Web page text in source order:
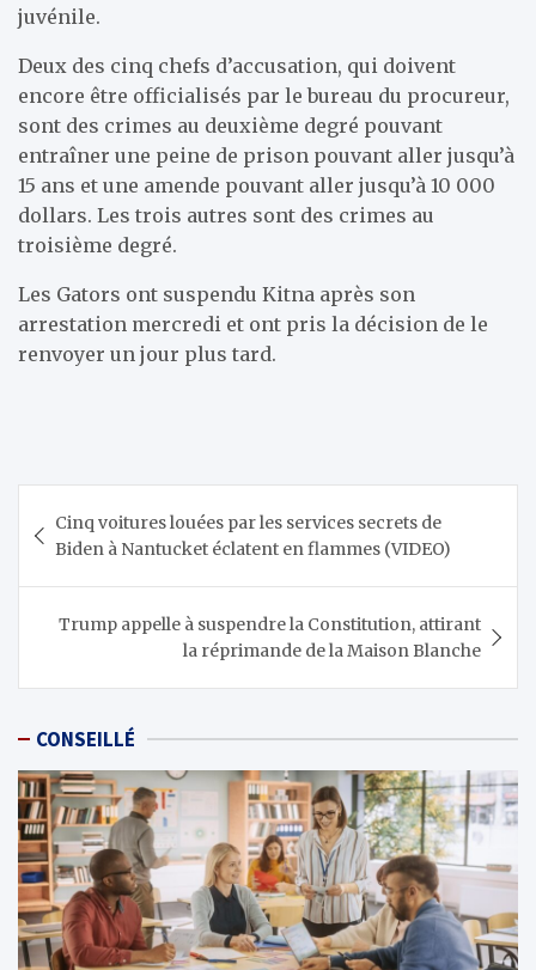
juvénile.
Deux des cinq chefs d’accusation, qui doivent
encore être officialisés par le bureau du procureur,
sont des crimes au deuxième degré pouvant
entraîner une peine de prison pouvant aller jusqu’à
15 ans et une amende pouvant aller jusqu’à 10 000
dollars. Les trois autres sont des crimes au
troisième degré.
Les Gators ont suspendu Kitna après son
arrestation mercredi et ont pris la décision de le
renvoyer un jour plus tard.
de
l’article
Cinq voitures louées par les services secrets de
Biden à Nantucket éclatent en flammes (VIDEO)
Trump appelle à suspendre la Constitution, attirant
la réprimande de la Maison Blanche
CONSEILLÉ